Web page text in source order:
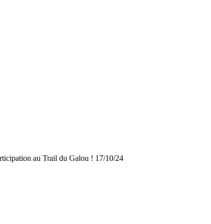
au Trail du Galou ! 17/10/24